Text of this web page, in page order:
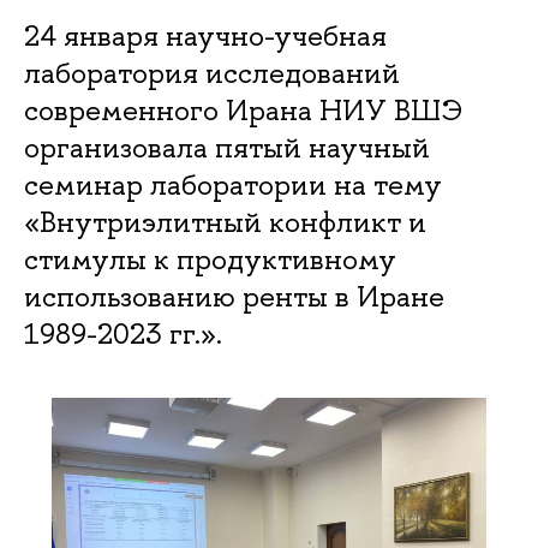
24 января научно-учебная
лаборатория исследований
современного Ирана НИУ ВШЭ
организовала пятый научный
семинар лаборатории на тему
«Внутриэлитный конфликт и
стимулы к продуктивному
использованию ренты в Иране
1989-2023 гг.».